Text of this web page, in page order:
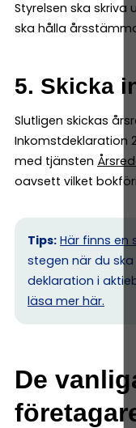
Styrelsen ska
ska hålla
5. Skicka
Slutligen skickas
Inkomstdeklaration
med tjänsten
oavsett vilket
Tips: Här finns
stegen när du
deklaration i
läsa mer här.
De